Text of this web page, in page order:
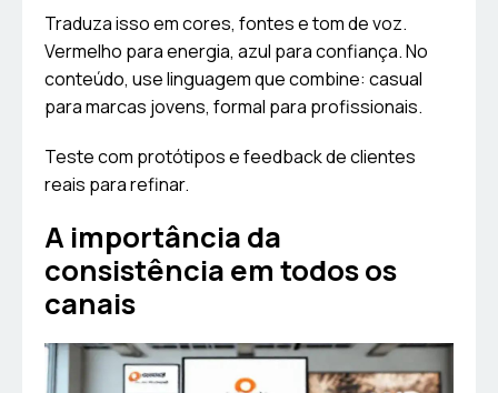
Traduza isso em cores, fontes e tom de voz.
Vermelho para energia, azul para confiança. No
conteúdo, use linguagem que combine: casual
para marcas jovens, formal para profissionais.
Teste com protótipos e feedback de clientes
reais para refinar.
A importância da
consistência em todos os
canais